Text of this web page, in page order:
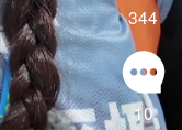
344
10